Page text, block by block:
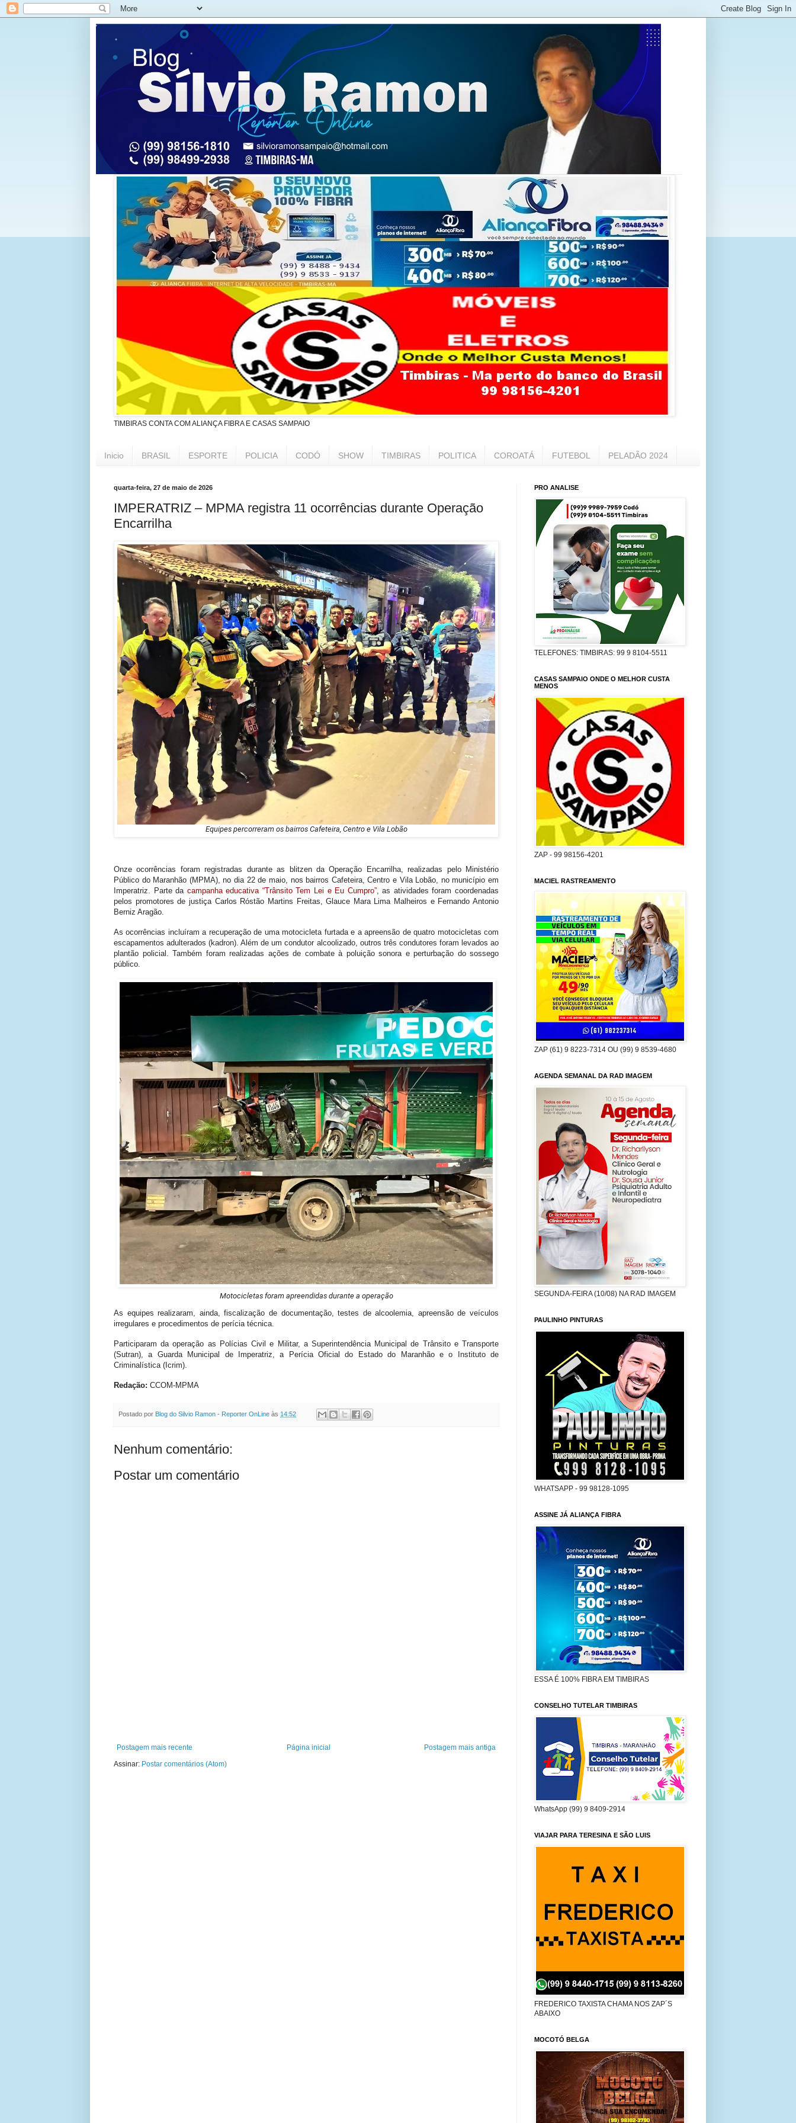
TIMBIRAS CONTA COM ALIANÇA FIBRA E CASAS SAMPAIO
Inicio BRASIL ESPORTE POLICIA CODÓ SHOW TIMBIRAS POLITICA COROATÁ FUTEBOL PELADÃO 2024
quarta-feira, 27 de maio de 2026
IMPERATRIZ – MPMA registra 11 ocorrências durante Operação
Encarrilha
Equipes percorreram os bairros Cafeteira, Centro e Vila Lobão
Onze ocorrências foram registradas durante as blitzen da Operação Encarrilha, realizadas pelo Ministério
Público do Maranhão (MPMA), no dia 22 de maio, nos bairros Cafeteira, Centro e Vila Lobão, no município em
Imperatriz. Parte da campanha educativa “Trânsito Tem Lei e Eu Cumpro”, as atividades foram coordenadas
pelos promotores de justiça Carlos Róstão Martins Freitas, Glauce Mara Lima Malheiros e Fernando Antonio
Berniz Aragão.
As ocorrências incluíram a recuperação de uma motocicleta furtada e a apreensão de quatro motocicletas com
escapamentos adulterados (kadron). Além de um condutor alcoolizado, outros três condutores foram levados ao
plantão policial. Também foram realizadas ações de combate à poluição sonora e perturbação do sossego
público.
Motocicletas foram apreendidas durante a operação
As equipes realizaram, ainda, fiscalização de documentação, testes de alcoolemia, apreensão de veículos
irregulares e procedimentos de perícia técnica.
Participaram da operação as Polícias Civil e Militar, a Superintendência Municipal de Trânsito e Transporte
(Sutran), a Guarda Municipal de Imperatriz, a Perícia Oficial do Estado do Maranhão e o Instituto de
Criminalística (Icrim).
Redação: CCOM-MPMA
Postado por Blog do Silvio Ramon - Reporter OnLine às 14:52
Nenhum comentário:
Postar um comentário
Postagem mais recente Postagem mais antiga
Página inicial
Assinar: Postar comentários (Atom)
PRO ANALISE
TELEFONES: TIMBIRAS: 99 9 8104-5511
CASAS SAMPAIO ONDE O MELHOR CUSTA
MENOS
ZAP - 99 98156-4201
MACIEL RASTREAMENTO
ZAP (61) 9 8223-7314 OU (99) 9 8539-4680
AGENDA SEMANAL DA RAD IMAGEM
SEGUNDA-FEIRA (10/08) NA RAD IMAGEM
PAULINHO PINTURAS
WHATSAPP - 99 98128-1095
ASSINE JÁ ALIANÇA FIBRA
ESSA É 100% FIBRA EM TIMBIRAS
CONSELHO TUTELAR TIMBIRAS
WhatsApp (99) 9 8409-2914
VIAJAR PARA TERESINA E SÃO LUIS
FREDERICO TAXISTA CHAMA NOS ZAP´S
ABAIXO
MOCOTÓ BELGA